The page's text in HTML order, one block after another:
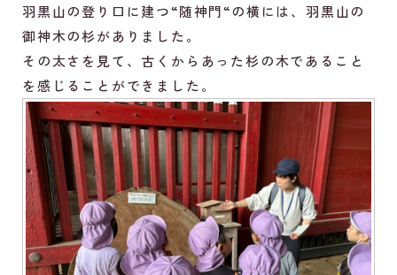
羽黒山の登り口に建つ“随神門“の横には、羽黒山の
御神木の杉がありました。
その太さを見て、古くからあった杉の木であること
を感じることができました。